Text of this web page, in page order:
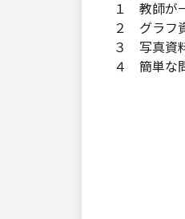
１ 教師が
２ グラフ
３ 写真資
４ 簡単な